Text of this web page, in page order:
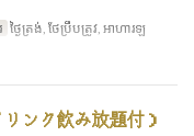
ថ្ងៃត្រង់, ថែប្រឹបត្រូវ, អាហារឡ
ンク飲み放題付）